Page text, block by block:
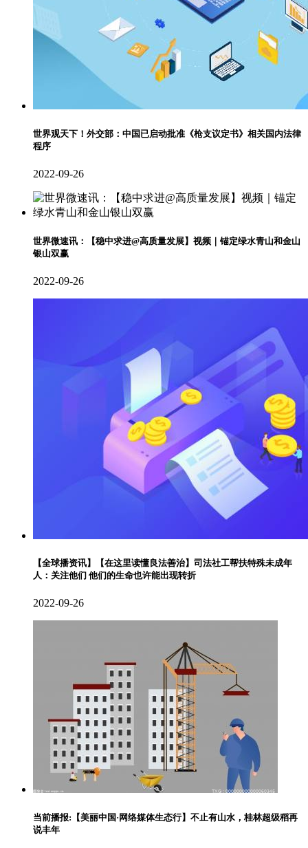
世界观天下！外交部：中国已启动批准《枪支议定书》相关国内法律
程序
2022-09-26
世界微速讯：【稳中求进@高质量发展】视频｜锚定绿水青山和金山
银山双赢
2022-09-26
【全球播资讯】【在这里读懂良法善治】司法社工帮扶特殊未成年
人：关注他们 他们的生命也许能出现转折
2022-09-26
当前播报:【美丽中国·网络媒体生态行】不止有山水，桂林超级稻再
说丰年